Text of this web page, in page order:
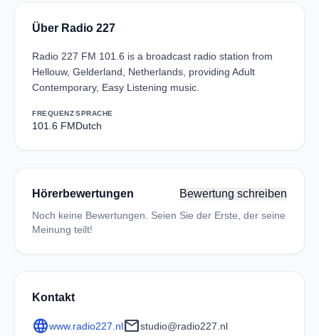
Über Radio 227
Radio 227 FM 101.6 is a broadcast radio station from
Hellouw, Gelderland, Netherlands, providing Adult
Contemporary, Easy Listening music.
FREQUENZ
101.6 FM
SPRACHE
Dutch
Hörerbewertungen Bewertung schreiben
Noch keine Bewertungen. Seien Sie der Erste, der seine
Meinung teilt!
Kontakt
languagewww.radio227.nlmailstudio@radio227.nl